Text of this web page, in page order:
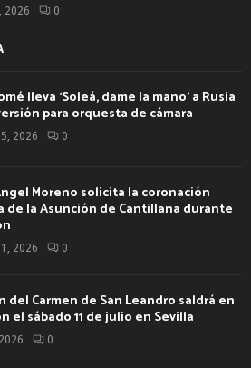
2026 0
lleva ‘Soleá, dame la mano’ a Rusia
para orquesta de cámara
2026 0
Moreno solicita la coronación
de la Asunción de Cantillana durante
2026 0
del Carmen de San Leandro saldrá en
el sábado 11 de julio en Sevilla
0